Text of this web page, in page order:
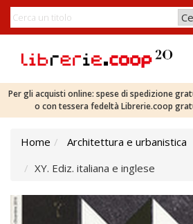
Per gli acquisti online: spese di spedizione
o con tessera fedeltà Librerie.coop
Home
Architettura e urbanistica
XY. Ediz. italiana e inglese